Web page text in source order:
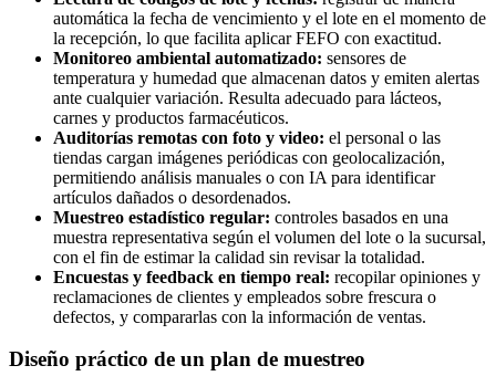
automática la fecha de vencimiento y el lote en el momento de
la recepción, lo que facilita aplicar FEFO con exactitud.
Monitoreo ambiental automatizado: sensores de
temperatura y humedad que almacenan datos y emiten alertas
ante cualquier variación. Resulta adecuado para lácteos,
carnes y productos farmacéuticos.
Auditorías remotas con foto y video: el personal o las
tiendas cargan imágenes periódicas con geolocalización,
permitiendo análisis manuales o con IA para identificar
artículos dañados o desordenados.
Muestreo estadístico regular: controles basados en una
muestra representativa según el volumen del lote o la sucursal,
con el fin de estimar la calidad sin revisar la totalidad.
Encuestas y feedback en tiempo real: recopilar opiniones y
reclamaciones de clientes y empleados sobre frescura o
defectos, y compararlas con la información de ventas.
Diseño práctico de un plan de muestreo